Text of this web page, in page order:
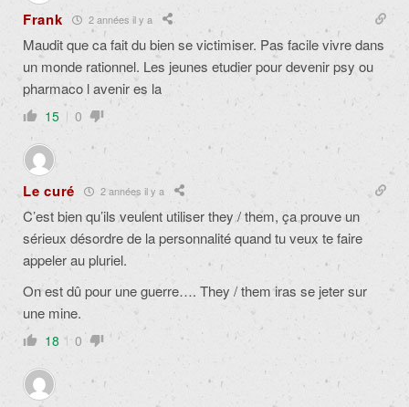
Frank 2 années il y a
Maudit que ca fait du bien se victimiser. Pas facile vivre dans
un monde rationnel. Les jeunes etudier pour devenir psy ou
pharmaco l avenir es la
15 0
Le curé 2 années il y a
C’est bien qu’ils veulent utiliser they / them, ça prouve un
sérieux désordre de la personnalité quand tu veux te faire
appeler au pluriel.
On est dû pour une guerre…. They / them iras se jeter sur
une mine.
18 0